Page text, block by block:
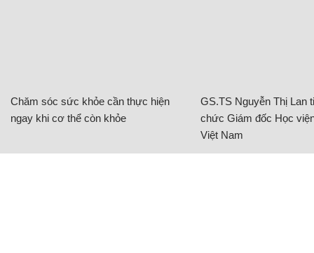
Chăm sóc sức khỏe cần thực hiện
ngay khi cơ thể còn khỏe
GS.TS Nguyễn Thị Lan
chức Giám đốc Học
Việt Nam